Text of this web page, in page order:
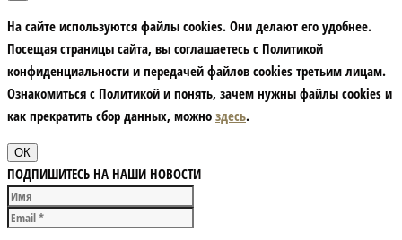
На сайте используются файлы cookies. Они делают его удобнее.
Посещая страницы сайта, вы соглашаетесь с Политикой
конфиденциальности и передачей файлов cookies третьим лицам.
Ознакомиться с Политикой и понять, зачем нужны файлы сookies и
как прекратить сбор данных, можно здесь.
ОК
ПОДПИШИТЕСЬ НА НАШИ НОВОСТИ